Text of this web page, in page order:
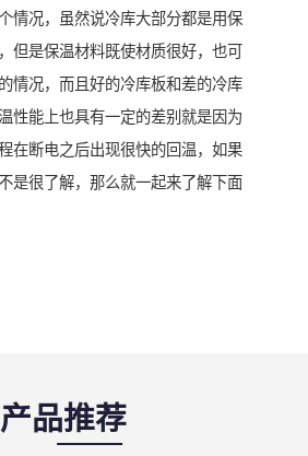
情况，虽然说冷库大部分都是用保
但是保温材料既使材质很好，也可
情况，而且好的冷库板和差的冷库
性能上也具有一定的差别就是因为
在断电之后出现很快的回温，如果
是很了解，那么就一起来了解下面
产品推荐